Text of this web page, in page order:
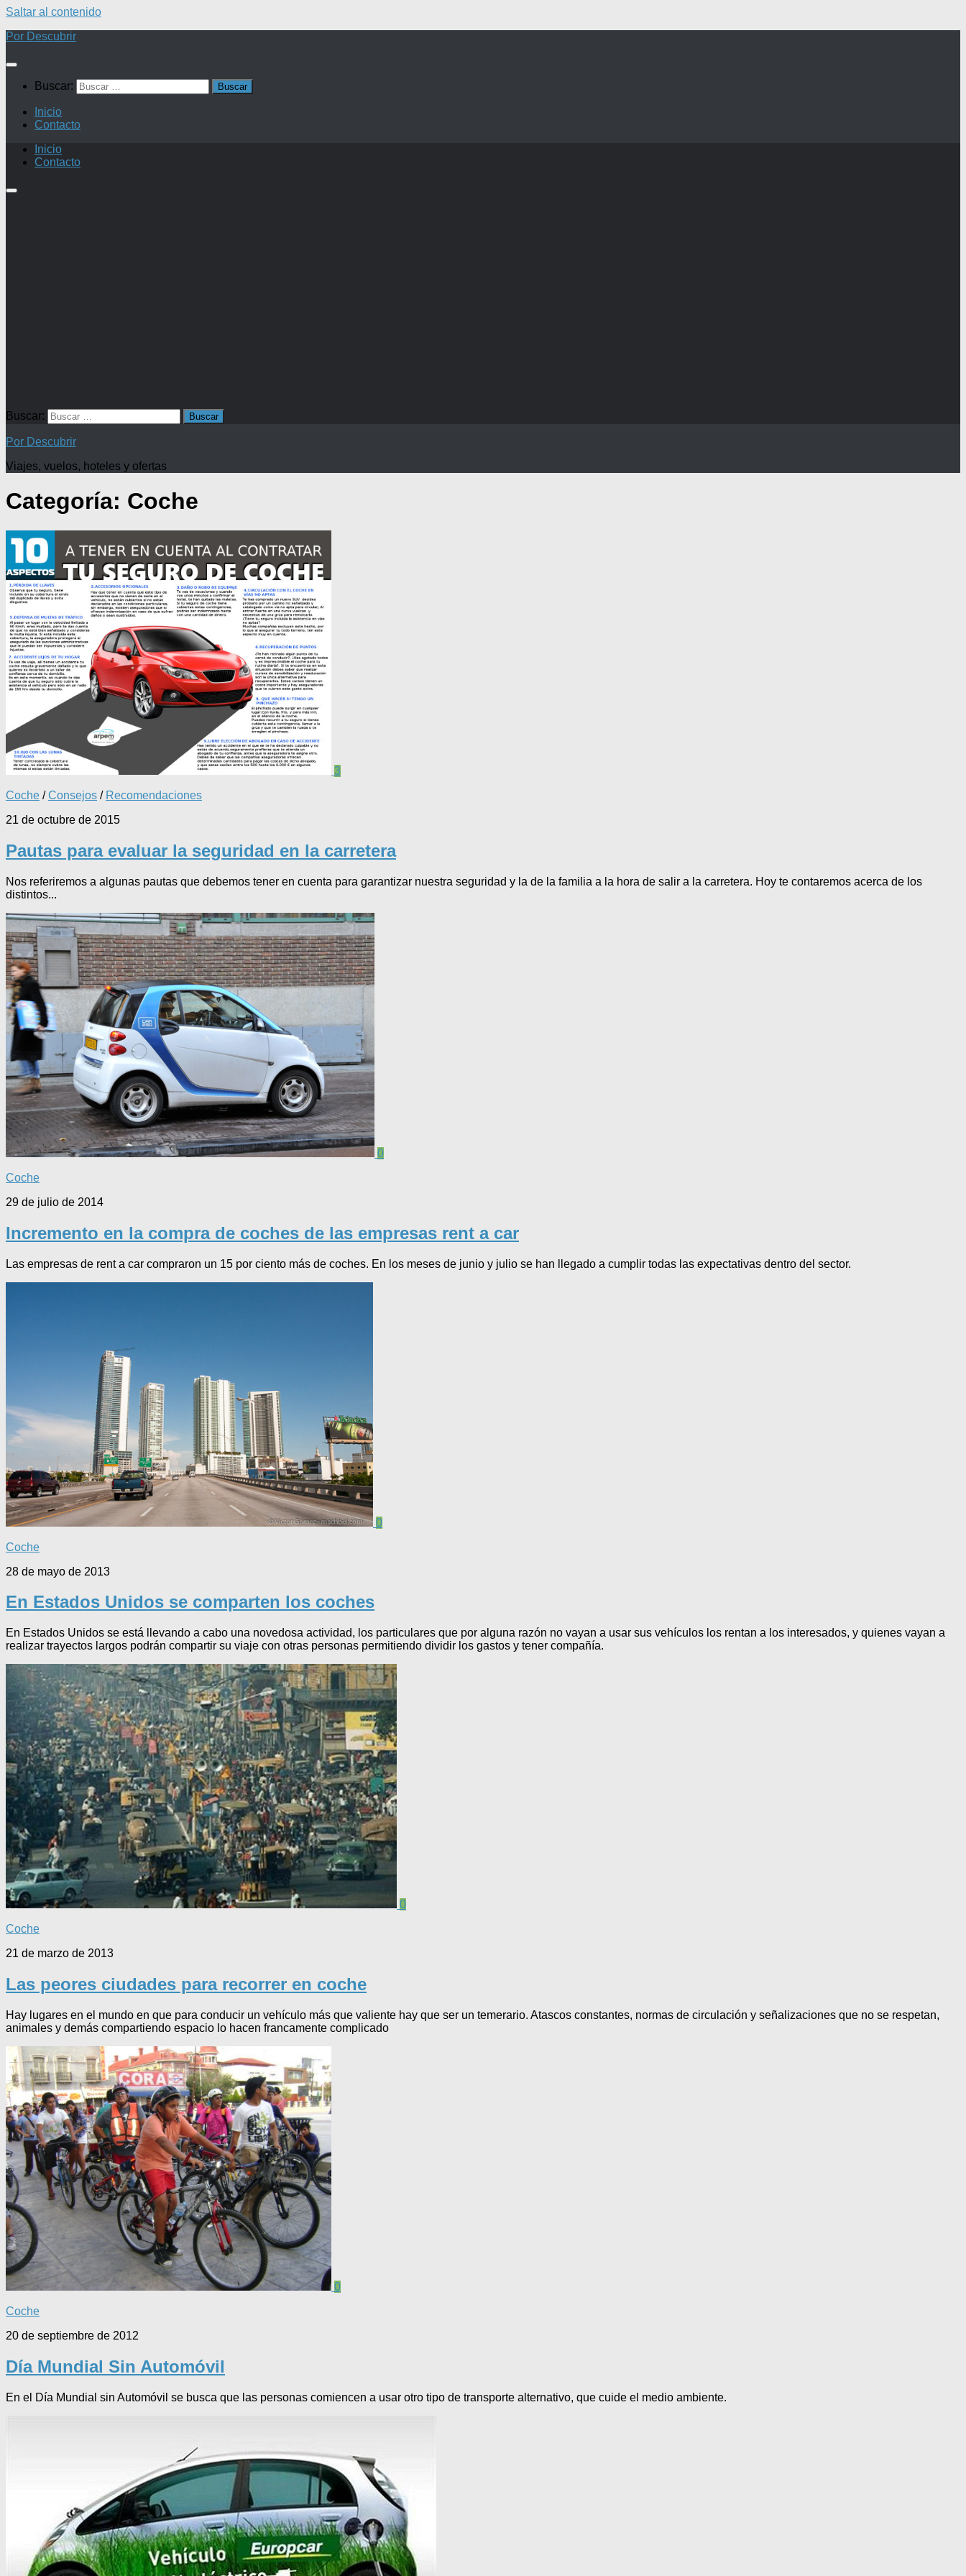
Saltar al contenido
Por Descubrir
Buscar:
Inicio
Contacto
Inicio
Contacto
Buscar:
Por Descubrir
Viajes, vuelos, hoteles y ofertas
Categoría: Coche
3
Coche /Consejos / Recomendaciones
21 de octubre de 2015
Pautas para evaluar la seguridad en la carretera
Nos referiremos a algunas pautas que debemos tener en cuenta para garantizar nuestra seguridad y la de la familia a la hora de salir a la carretera. Hoy te contaremos acerca de los
distintos...
0
Coche
29 de julio de 2014
Incremento en la compra de coches de las empresas rent a car
Las empresas de rent a car compraron un 15 por ciento más de coches. En los meses de junio y julio se han llegado a cumplir todas las expectativas dentro del sector.
0
Coche
28 de mayo de 2013
En Estados Unidos se comparten los coches
En Estados Unidos se está llevando a cabo una novedosa actividad, los particulares que por alguna razón no vayan a usar sus vehículos los rentan a los interesados, y quienes vayan a
realizar trayectos largos podrán compartir su viaje con otras personas permitiendo dividir los gastos y tener compañía.
0
Coche
21 de marzo de 2013
Las peores ciudades para recorrer en coche
Hay lugares en el mundo en que para conducir un vehículo más que valiente hay que ser un temerario. Atascos constantes, normas de circulación y señalizaciones que no se respetan,
animales y demás compartiendo espacio lo hacen francamente complicado
0
Coche
20 de septiembre de 2012
Día Mundial Sin Automóvil
En el Día Mundial sin Automóvil se busca que las personas comiencen a usar otro tipo de transporte alternativo, que cuide el medio ambiente.